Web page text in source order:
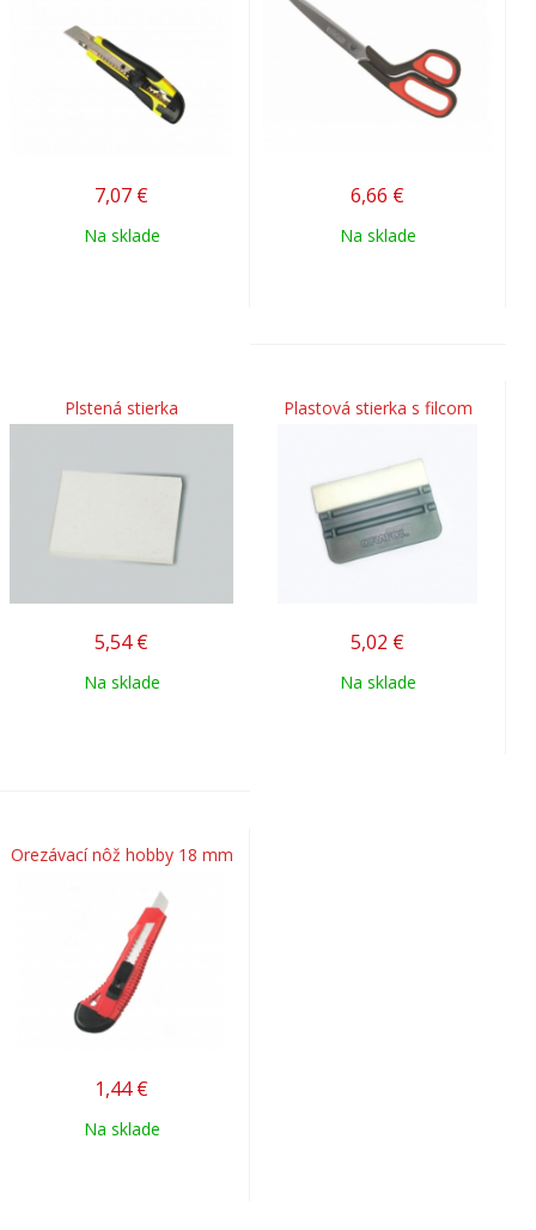
7,07 €
Na sklade
6,66 €
Na sklade
Plstená stierka
5,54 €
Na sklade
Plastová stierka s filcom
5,02 €
Na sklade
Orezávací nôž hobby 18 mm
1,44 €
Na sklade